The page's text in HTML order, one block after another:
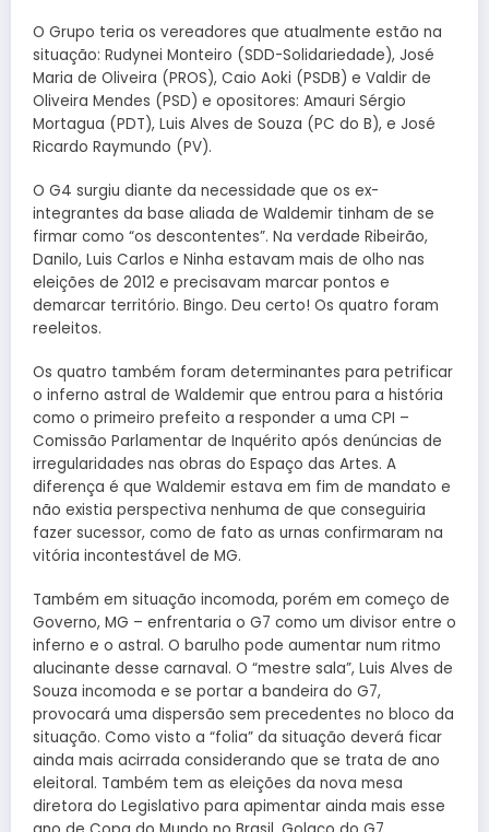
O Grupo teria os vereadores que atualmente estão na
situação: Rudynei Monteiro (SDD-Solidariedade), José
Maria de Oliveira (PROS), Caio Aoki (PSDB) e Valdir de
Oliveira Mendes (PSD) e opositores: Amauri Sérgio
Mortagua (PDT), Luis Alves de Souza (PC do B), e José
Ricardo Raymundo (PV).
O G4 surgiu diante da necessidade que os ex-
integrantes da base aliada de Waldemir tinham de se
firmar como “os descontentes”. Na verdade Ribeirão,
Danilo, Luis Carlos e Ninha estavam mais de olho nas
eleições de 2012 e precisavam marcar pontos e
demarcar território. Bingo. Deu certo! Os quatro foram
reeleitos.
Os quatro também foram determinantes para petrificar
o inferno astral de Waldemir que entrou para a história
como o primeiro prefeito a responder a uma CPI –
Comissão Parlamentar de Inquérito após denúncias de
irregularidades nas obras do Espaço das Artes. A
diferença é que Waldemir estava em fim de mandato e
não existia perspectiva nenhuma de que conseguiria
fazer sucessor, como de fato as urnas confirmaram na
vitória incontestável de MG.
Também em situação incomoda, porém em começo de
Governo, MG – enfrentaria o G7 como um divisor entre o
inferno e o astral. O barulho pode aumentar num ritmo
alucinante desse carnaval. O “mestre sala”, Luis Alves de
Souza incomoda e se portar a bandeira do G7,
provocará uma dispersão sem precedentes no bloco da
situação. Como visto a “folia” da situação deverá ficar
ainda mais acirrada considerando que se trata de ano
eleitoral. Também tem as eleições da nova mesa
diretora do Legislativo para apimentar ainda mais esse